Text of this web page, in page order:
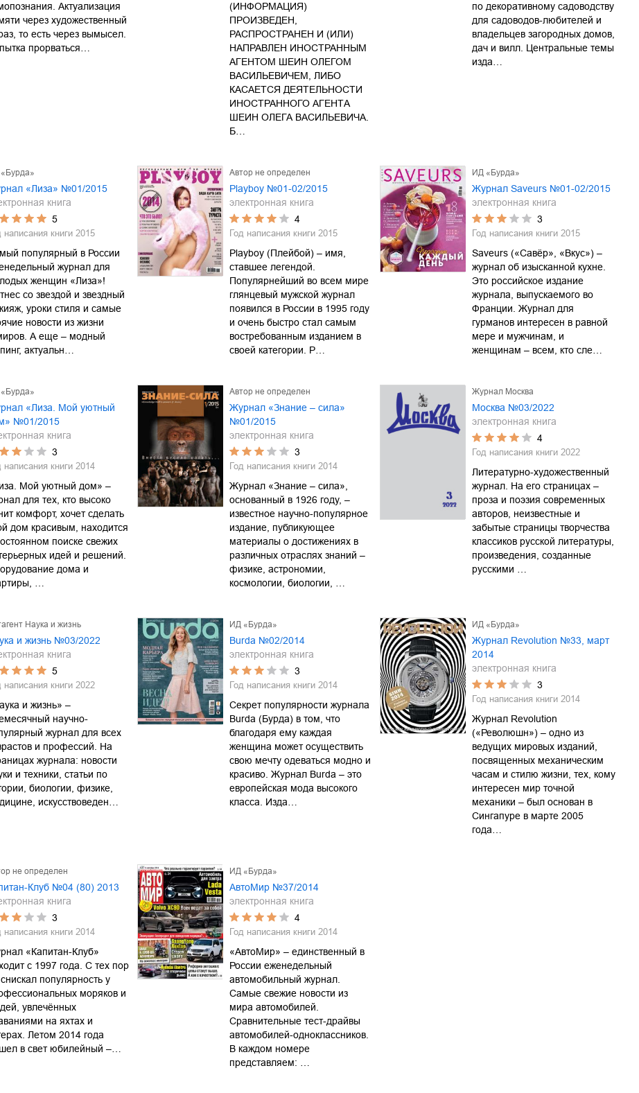
Актуализация
через художественный
то есть через вымысел.
прорваться…
(ИНФОРМАЦИЯ)
ПРОИЗВЕДЕН,
РАСПРОСТРАНЕН И (ИЛИ)
НАПРАВЛЕН ИНОСТРАННЫМ
АГЕНТОМ ШЕИН ОЛЕГОМ
ВАСИЛЬЕВИЧЕМ, ЛИБО
КАСАЕТСЯ ДЕЯТЕЛЬНОСТИ
ИНОСТРАННОГО АГЕНТА
ШЕИН ОЛЕГА ВАСИЛЬЕВИЧА.
Б…
по декоративному садоводству
для садоводов-любителей и
владельцев загородных домов,
дач и вилл. Центральные темы
изда…
«Лиза» №01/2015
книга
5
написания книги 2015
популярный в России
журнал для
женщин «Лиза»!
со звездой и звездный
уроки стиля и самые
новости из жизни
А еще – модный
актуальн…
Автор не определен
Playboy №01-02/2015
электронная книга
4
Год написания книги 2015
Playboy (Плейбой) – имя,
ставшее легендой.
Популярнейший во всем мире
глянцевый мужской журнал
появился в России в 1995 году
и очень быстро стал самым
востребованным изданием в
своей категории. P…
ИД «Бурда»
Журнал Saveurs №01-02/2015
электронная книга
3
Год написания книги 2015
Saveurs («Савёр», «Вкус») –
журнал об изысканной кухне.
Это российское издание
журнала, выпускаемого во
Франции. Журнал для
гурманов интересен в равной
мере и мужчинам, и
женщинам – всем, кто сле…
«Лиза. Мой уютный
№01/2015
книга
3
написания книги 2014
Мой уютный дом» –
для тех, кто высоко
комфорт, хочет сделать
дом красивым, находится
поиске свежих
идей и решений.
дома и
…
Автор не определен
Журнал «Знание – сила»
№01/2015
электронная книга
3
Год написания книги 2014
Журнал «Знание – сила»,
основанный в 1926 году, –
известное научно-популярное
издание, публикующее
материалы о достижениях в
различных отраслях знаний –
физике, астрономии,
космологии, биологии, …
Журнал Москва
Москва №03/2022
электронная книга
4
Год написания книги 2022
Литературно-художественный
журнал. На его страницах –
проза и поэзия современных
авторов, неизвестные и
забытые страницы творчества
классиков русской литературы,
произведения, созданные
русскими …
Наука и жизнь
и жизнь №03/2022
книга
5
написания книги 2022
и жизнь» –
научно-
журнал для всех
и профессий. На
журнала: новости
и техники, статьи по
биологии, физике,
искусствоведен…
ИД «Бурда»
Burda №02/2014
электронная книга
3
Год написания книги 2014
Секрет популярности журнала
Burda (Бурда) в том, что
благодаря ему каждая
женщина может осуществить
свою мечту одеваться модно и
красиво. Журнал Burda – это
европейская мода высокого
класса. Изда…
ИД «Бурда»
Журнал Revolution №33, март
2014
электронная книга
3
Год написания книги 2014
Журнал Revolution
(«Революшн») – одно из
ведущих мировых изданий,
посвященных механическим
часам и стилю жизни, тех, кому
интересен мир точной
механики – был основан в
Сингапуре в марте 2005
года…
не определен
Клуб №04 (80) 2013
книга
3
написания книги 2014
«Капитан-Клуб»
с 1997 года. С тех пор
популярность у
моряков и
увлечённых
на яхтах и
Летом 2014 года
в свет юбилейный –…
ИД «Бурда»
АвтоМир №37/2014
электронная книга
4
Год написания книги 2014
«АвтоМир» – единственный в
России еженедельный
автомобильный журнал.
Самые свежие новости из
мира автомобилей.
Сравнительные тест-драйвы
автомобилей-одноклассников.
В каждом номере
представляем: …